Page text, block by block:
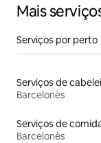
Mais
Serviços por perto
Serviços de
Barcelonès
Serviços de
Barcelonès